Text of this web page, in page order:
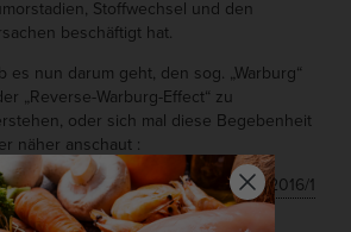
Stoffwechsel und den
beschäftigt hat.
es nun darum geht, den sog. „Warburg“
„Reverse-Warburg-Effect“ zu
oder sich mal diese Begebenheit
näher anschaut :
www.sciencedaily.com/releases/2016/1